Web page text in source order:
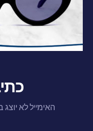
האימייל לא